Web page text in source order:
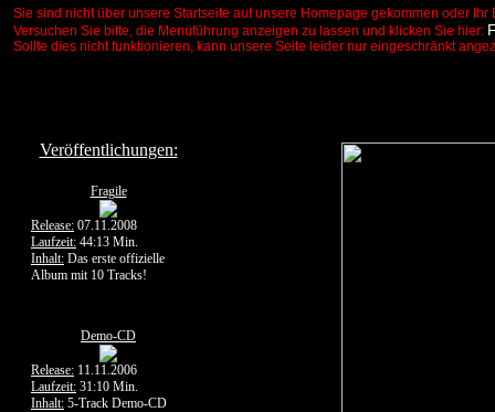
Sie sind nicht über unsere Startseite auf unsere Homepage gekommen oder
Versuchen Sie bitte, die Menüführung anzeigen zu lassen und klicken Sie hier:
Sollte dies nicht funktionieren, kann unsere Seite leider nur eingeschränkt
Veröffentlichungen:
Fragile
Release: 07.11.2008
Laufzeit: 44:13 Min.
Inhalt: Das erste offizielle
Album mit 10 Tracks!
Demo-CD
Release: 11.11.2006
Laufzeit: 31:10 Min.
Inhalt: 5-Track Demo-CD